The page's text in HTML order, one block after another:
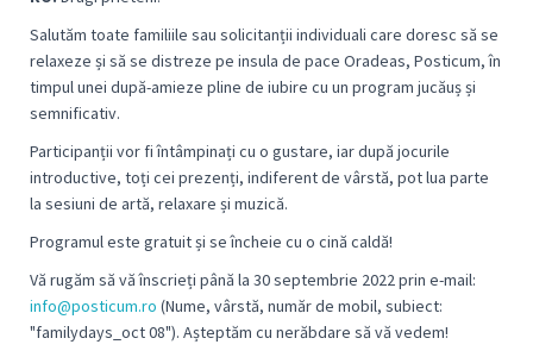
Salutăm toate familiile sau solicitanții individuali care doresc să se
relaxeze și să se distreze pe insula de pace Oradeas, Posticum, în
timpul unei după-amieze pline de iubire cu un program jucăuș și
semnificativ.
Participanții vor fi întâmpinați cu o gustare, iar după jocurile
introductive, toți cei prezenți, indiferent de vârstă, pot lua parte
la sesiuni de artă, relaxare și muzică.
Programul este gratuit și se încheie cu o cină caldă!
Vă rugăm să vă înscrieți până la 30 septembrie 2022 prin e-mail:
info@posticum.ro (Nume, vârstă, număr de mobil, subiect:
"familydays_oct 08"). Așteptăm cu nerăbdare să vă vedem!